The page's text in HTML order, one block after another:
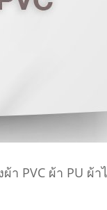
PVC ผ้า PU ผ้